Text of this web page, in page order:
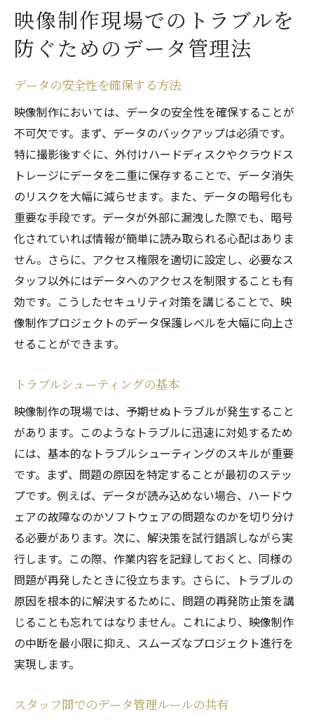
映像制作現場でのトラブルを
防ぐためのデータ管理法
データの安全性を確保する方法
映像制作においては、データの安全性を確保することが
不可欠です。まず、データのバックアップは必須です。
特に撮影後すぐに、外付けハードディスクやクラウドス
トレージにデータを二重に保存することで、データ消失
のリスクを大幅に減らせます。また、データの暗号化も
重要な手段です。データが外部に漏洩した際でも、暗号
化されていれば情報が簡単に読み取られる心配はありま
せん。さらに、アクセス権限を適切に設定し、必要なス
タッフ以外にはデータへのアクセスを制限することも有
効です。こうしたセキュリティ対策を講じることで、映
像制作プロジェクトのデータ保護レベルを大幅に向上さ
せることができます。
トラブルシューティングの基本
映像制作の現場では、予期せぬトラブルが発生すること
があります。このようなトラブルに迅速に対処するため
には、基本的なトラブルシューティングのスキルが重要
です。まず、問題の原因を特定することが最初のステッ
プです。例えば、データが読み込めない場合、ハードウ
ェアの故障なのかソフトウェアの問題なのかを切り分け
る必要があります。次に、解決策を試行錯誤しながら実
行します。この際、作業内容を記録しておくと、同様の
問題が再発したときに役立ちます。さらに、トラブルの
原因を根本的に解決するために、問題の再発防止策を講
じることも忘れてはなりません。これにより、映像制作
の中断を最小限に抑え、スムーズなプロジェクト進行を
実現します。
スタッフ間でのデータ管理ルールの共有